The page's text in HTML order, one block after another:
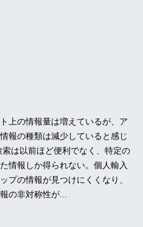
上の情報量は増えているが、ア
報の種類は減少していると感じ
は以前ほど便利でなく、特定の
情報しか得られない。個人輸入
プの情報が見つけにくくなり、
の非対称性が...